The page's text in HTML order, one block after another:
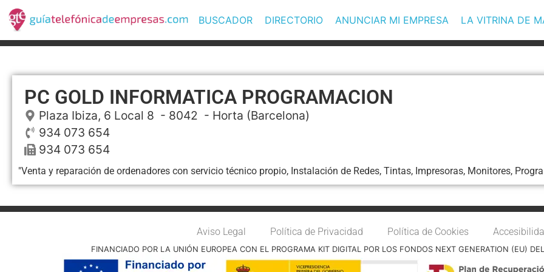
BUSCADOR DIRECTORIO ANUNCIAR MI EMPRESA LA VITRINA DE
PC GOLD INFORMATICA PROGRAMACION
Plaza Ibiza, 6 Local 8 - 8042 - Horta (Barcelona)
934 073 654
934 073 654
"Venta y reparación de ordenadores con servicio técnico propio, Instalación de Redes, Tintas, Impresoras, Monitores,
Aviso Legal Política de Privacidad Política de Cookies
FINANCIADO POR LA UNIÓN EUROPEA CON EL PROGRAMA KIT DIGITAL POR LOS FONDOS NEXT GENERATION (EU)